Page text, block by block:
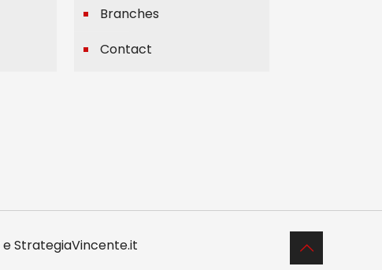
Branches
Contact
eStrategiaVincente.it